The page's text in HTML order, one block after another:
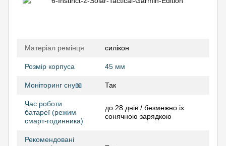
Матеріал ремінця силікон
Розмір корпуса 45 мм
Моніторинг сну📖 Так
Час роботи
батареї (режим
смарт-годинника)
до 28 днів / безмежно із
сонячною зарядкою
Рекомендовані